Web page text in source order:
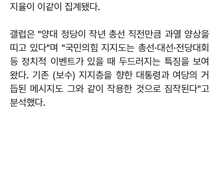
지율이 이같이 집계됐다.
갤럽은 "양대 정당이 작년 총선 직전만큼 과열 양상을
띠고 있다"며 "국민의힘 지지도는 총선·대선·전당대회
등 정치적 이벤트가 있을 때 두드러지는 특징을 보여
왔다. 기존 (보수) 지지층을 향한 대통령과 여당의 거
듭된 메시지도 그와 같이 작용한 것으로 짐작된다"고
분석했다.